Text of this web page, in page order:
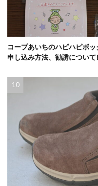
コープあいちのハピハピボ
申し込み方法、勧誘について